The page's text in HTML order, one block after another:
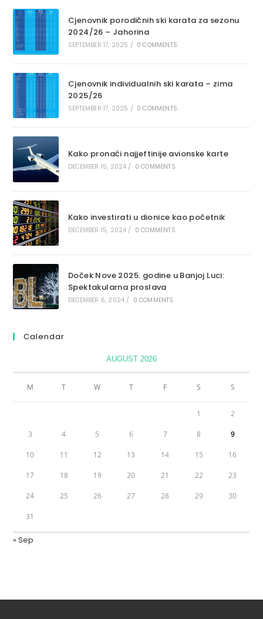
Cjenovnik porodičnih ski karata za sezonu
2024/26 – Jahorina
SEPTEMBER 17, 2025 / 0 COMMENTS
Cjenovnik individualnih ski karata – zima
2025/26
SEPTEMBER 17, 2025 / 0 COMMENTS
Kako pronaći najjeftinije avionske karte
DECEMBER 15, 2024 / 0 COMMENTS
Kako investirati u dionice kao početnik
DECEMBER 15, 2024 / 0 COMMENTS
Doček Nove 2025. godine u Banjoj Luci:
Spektakularna proslava
DECEMBER 6, 2024 / 0 COMMENTS
Calendar
AUGUST 2026
M T W T F S S
1 2
3 4 5 6 7 8 9
10 11 12 13 14 15 16
17 18 19 20 21 22 23
24 25 26 27 28 29 30
31
« Sep